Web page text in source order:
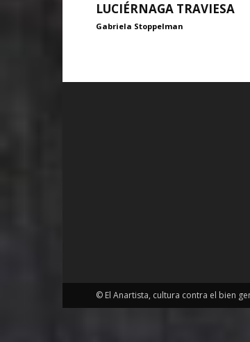
LUCIÉRNAGA TRAVIESA
Gabriela Stoppelman
© El Anartista, cultura contra el bien